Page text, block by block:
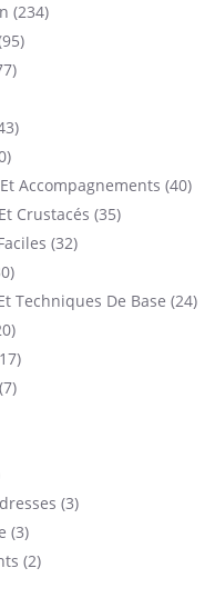
(234)
Accompagnements (40)
Crustacés (35)
(32)
Techniques De Base (24)
(7)
(3)
(3)
(2)